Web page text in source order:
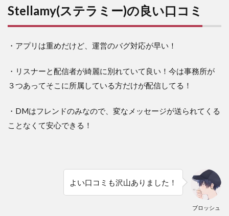
Stellamy(ステラミー)の良い口コミ
・アプリは重めだけど、運営のバグ対応が早い！
・リスナーと配信者が綺麗に別れていて良い！今は事務所が
３つあってそこに所属している方だけが配信してる！
・DMはフレンドのみなので、変なメッセージが送られてくる
ことなくて安心できる！
ブロッシュ
よい口コミも沢山ありました！